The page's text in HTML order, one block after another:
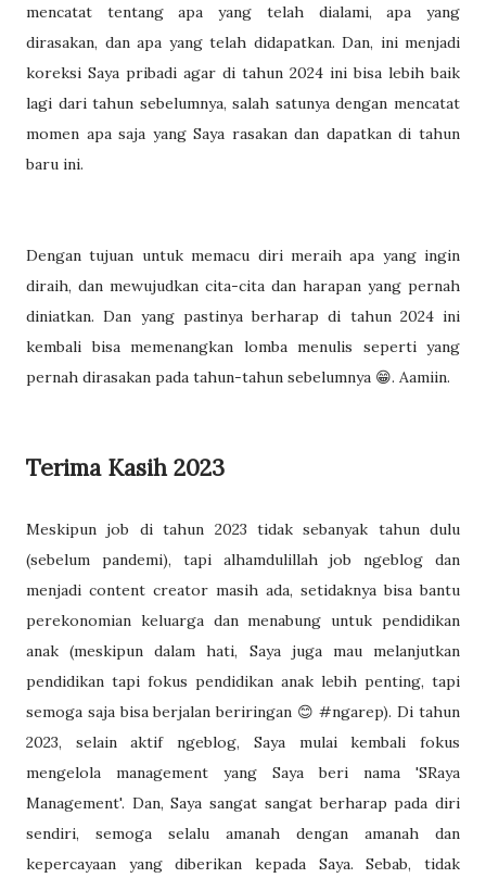
mencatat tentang apa yang telah dialami, apa yang
dirasakan, dan apa yang telah didapatkan. Dan, ini menjadi
koreksi Saya pribadi agar di tahun 2024 ini bisa lebih baik
lagi dari tahun sebelumnya, salah satunya dengan mencatat
momen apa saja yang Saya rasakan dan dapatkan di tahun
baru ini.
Dengan tujuan untuk memacu diri meraih apa yang ingin
diraih, dan mewujudkan cita-cita dan harapan yang pernah
diniatkan. Dan yang pastinya berharap di tahun 2024 ini
kembali bisa memenangkan lomba menulis seperti yang
pernah dirasakan pada tahun-tahun sebelumnya 😁. Aamiin.
Terima Kasih 2023
Meskipun job di tahun 2023 tidak sebanyak tahun dulu
(sebelum pandemi), tapi alhamdulillah job ngeblog dan
menjadi content creator masih ada, setidaknya bisa bantu
perekonomian keluarga dan menabung untuk pendidikan
anak (meskipun dalam hati, Saya juga mau melanjutkan
pendidikan tapi fokus pendidikan anak lebih penting, tapi
semoga saja bisa berjalan beriringan 😊 #ngarep). Di tahun
2023, selain aktif ngeblog, Saya mulai kembali fokus
mengelola management yang Saya beri nama 'SRaya
Management'. Dan, Saya sangat sangat berharap pada diri
sendiri, semoga selalu amanah dengan amanah dan
kepercayaan yang diberikan kepada Saya. Sebab, tidak